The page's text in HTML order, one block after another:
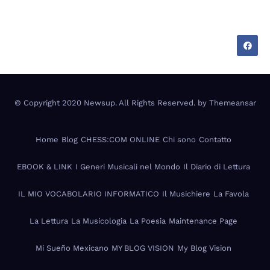
© Copyright 2020 Newsup. All Rights Reserved. by Themeansar
Home Blog CHESS:COM ONLINE Chi sono Contatto
EBOOK & LINK I Generi Musicali nel Mondo Il Diario di Lettura
IL MIO VOCABOLARIO INFORMATICO Il Musichiere La Favola
La Lettura La Musicologia La Poesia Maintenance Page
Mi Sueño Mexicano MY BLOG VISION My Blog Vision